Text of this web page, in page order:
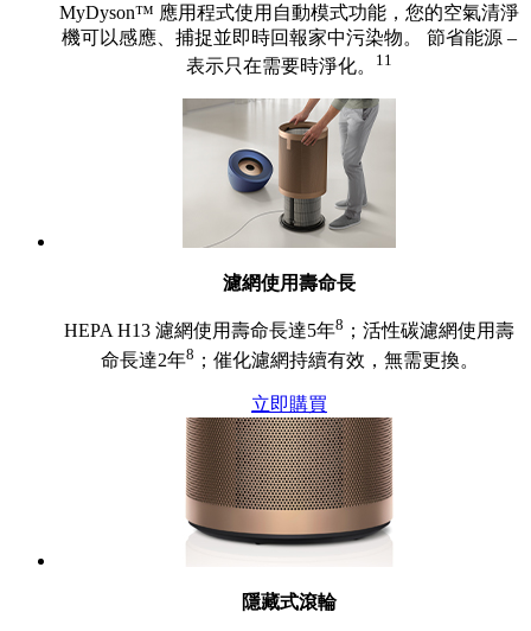
MyDyson™ 應用程式使用自動模式功能，您的空氣清淨
機可以感應、捕捉並即時回報家中污染物。 節省能源 –
表示只在需要時淨化。
11
濾網使用壽命長
HEPA H13 濾網使用壽命長達5年8 ；活性碳濾網使用壽
命長達2年8 ；催化濾網持續有效，無需更換。
立即購買
隱藏式滾輪